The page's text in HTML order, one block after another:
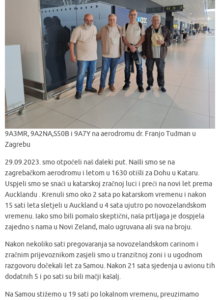
9A3MR, 9A2NA,S50B i 9A7Y na aerodromu dr. Franjo Tuđman u
Zagrebu
29.09.2023. smo otpočeli naš daleki put. Našli smo se na
zagrebačkom aerodromu i letom u 1630 otišli za Dohu u Kataru.
Uspjeli smo se snaći u katarskoj zračnoj luci i preći na novi let prema
Aucklandu . Krenuli smo oko 2 sata po katarskom vremenu i nakon
15 sati leta sletjeli u Auckland u 4 sata ujutro po novozelandskom
vremenu. Iako smo bili pomalo skeptični, naša prtljaga je dospjela
zajedno s nama u Novi Zeland, malo ugruvana ali sva na broju.
Nakon nekoliko sati pregovaranja sa novozelandskom carinom i
zračnim prijevoznikom zasjeli smo u tranzitnoj zoni i u ugodnom
razgovoru dočekali let za Samou. Nakon 21 sata sjedenja u avionu tih
dodatnih 5 i po sati su bili mačji kašalj.
Na Samou stižemo u 19 sati po lokalnom vremenu, preuzimamo